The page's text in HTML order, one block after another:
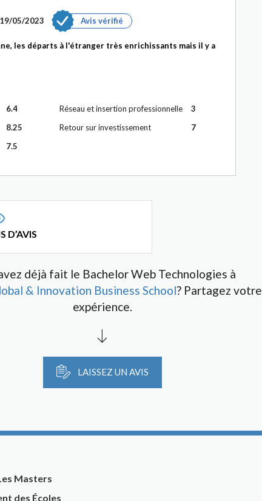
19/05/2023 Avis vérifié
les départs à l'étranger très enrichissants mais il y a
6.4
8.25
7.5
Réseau et insertion professionnelle
3
Retour sur investissement
7
D’AVIS
déjà fait le Bachelor Web Technologies à
& Innovation Business School? Partagez votre
expérience.
LAISSEZ UN AVIS
Masters
des Écoles